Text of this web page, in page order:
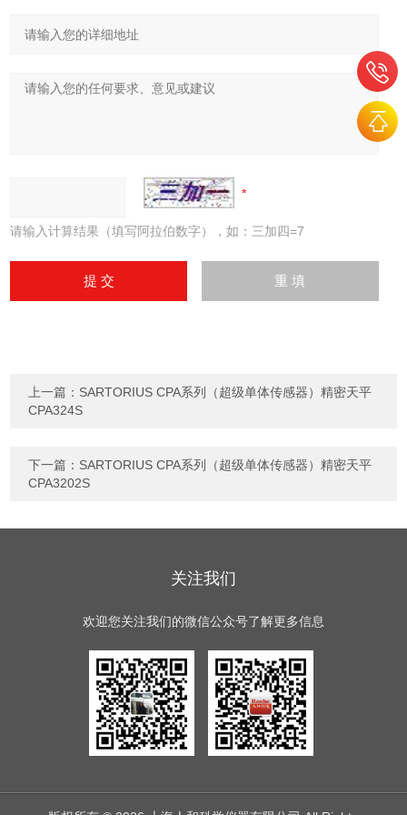
请输入计算结果（填写阿拉伯数字），如：三加四=7
上一篇： SARTORIUS CPA系列（超级单体传感器）精密天平
CPA324S
下一篇： SARTORIUS CPA系列（超级单体传感器）精密天平
CPA3202S
关注我们
欢迎您关注我们的微信公众号了解更多信息